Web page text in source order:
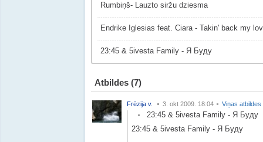
Rumbiņš- Lauzto siržu dziesma
Endrike Iglesias feat. Ciara - Takin' back my
23:45 & 5ivesta Family - Я Буду
Atbildes (7)
Frēzija v. 3. okt 2009. 18:04 Viņas atbildes
23:45 & 5ivesta Family - Я Буду
23:45 & 5ivesta Family - Я Буду